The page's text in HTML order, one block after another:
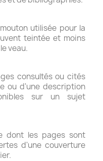
utilisée pour la
teintée et moins
veau.
consultés ou cités
ou d'une description
sur un sujet
dont les pages sont
d'une couverture